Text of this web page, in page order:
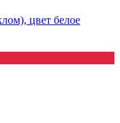
цвет белое